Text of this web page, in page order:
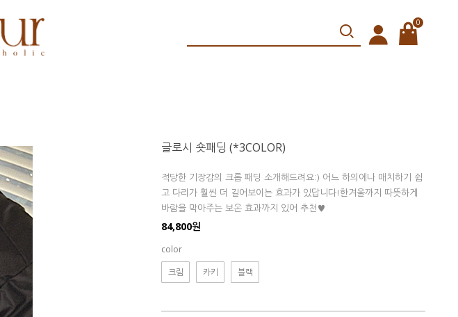
0
글로시 숏패딩 (*3COLOR)
적당한 기장감의 크롭 패딩 소개해드려요:) 어느 하의에나 매치하기 쉽
고 다리가 훨씬 더 길어보이는 효과가 있답니다!한겨울까지 따뜻하게
바람을 막아주는 보온 효과까지 있어 추천♥
84,800원
color
크림
카키 블랙